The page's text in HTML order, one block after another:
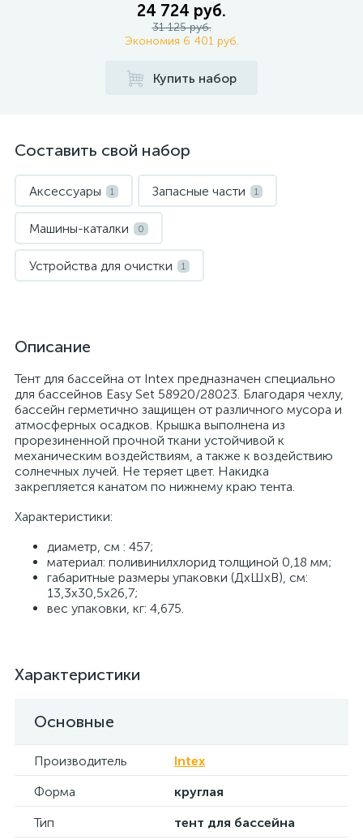
24 724 руб.
31 125 руб.
Экономия 6 401 руб.
Купить набор
Составить свой набор
Аксессуары 1 Запасные части 1
Машины-каталки 0
Устройства для очистки 1
Описание
Тент для бассейна от Intex предназначен специально
для бассейнов Easy Set 58920/28023. Благодаря чехлу,
бассейн герметично защищен от различного мусора и
атмосферных осадков. Крышка выполнена из
прорезиненной прочной ткани устойчивой к
механическим воздействиям, а также к воздействию
солнечных лучей. Не теряет цвет. Накидка
закрепляется канатом по нижнему краю тента.
Характеристики:
диаметр, см : 457;
материал: поливинилхлорид толщиной 0,18 мм;
габаритные размеры упаковки (ДхШхВ), см:
13,3х30,5х26,7;
вес упаковки, кг: 4,675.
Характеристики
Основные
Производитель
Intex
Форма
круглая
Тип
тент для бассейна